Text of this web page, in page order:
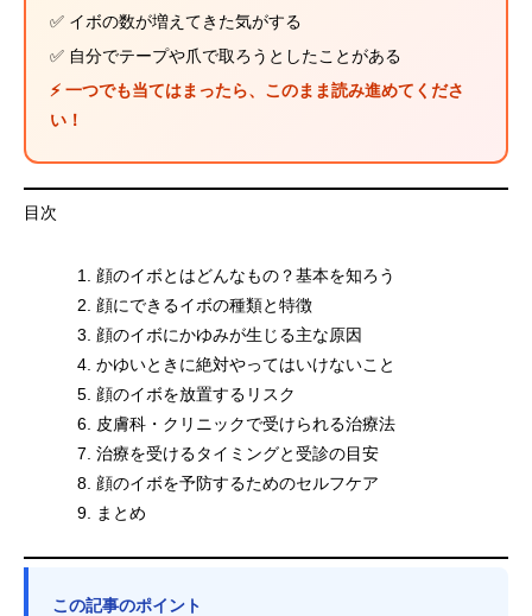
✅ イボの数が増えてきた気がする
✅ 自分でテープや爪で取ろうとしたことがある
⚡ 一つでも当てはまったら、このまま読み進めてくださ
い！
目次
顔のイボとはどんなもの？基本を知ろう
顔にできるイボの種類と特徴
顔のイボにかゆみが生じる主な原因
かゆいときに絶対やってはいけないこと
顔のイボを放置するリスク
皮膚科・クリニックで受けられる治療法
治療を受けるタイミングと受診の目安
顔のイボを予防するためのセルフケア
まとめ
この記事のポイント